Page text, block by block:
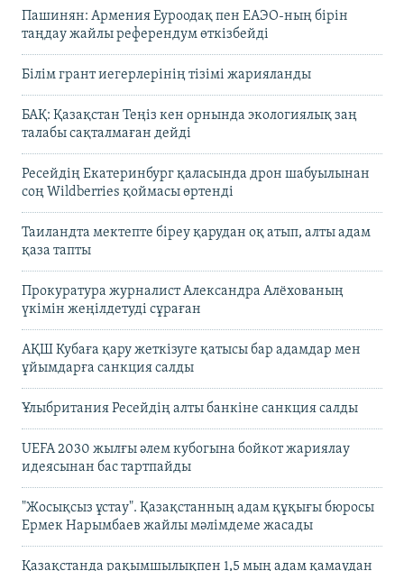
Пашинян: Армения Еуроодақ пен ЕАЭО-ның бірін
таңдау жайлы референдум өткізбейді
Білім грант иегерлерінің тізімі жарияланды
БАҚ: Қазақстан Теңіз кен орнында экологиялық заң
талабы сақталмаған дейді
Ресейдің Екатеринбург қаласында дрон шабуылынан
соң Wildberries қоймасы өртенді
Таиландта мектепте біреу қарудан оқ атып, алты адам
қаза тапты
Прокуратура журналист Александра Алёхованың
үкімін жеңілдетуді сұраған
АҚШ Кубаға қару жеткізуге қатысы бар адамдар мен
ұйымдарға санкция салды
Ұлыбритания Ресейдің алты банкіне санкция салды
UEFA 2030 жылғы әлем кубогына бойкот жариялау
идеясынан бас тартпайды
"Жосықсыз ұстау". Қазақстанның адам құқығы бюросы
Ермек Нарымбаев жайлы мәлімдеме жасады
Қазақстанда рақымшылықпен 1,5 мың адам қамаудан